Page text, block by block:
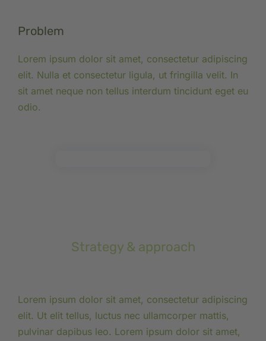
Problem
Lorem ipsum dolor sit amet, consectetur adipiscing
elit. Nulla et consectetur ligula, ut fringilla velit. In
sit amet neque non tellus interdum tincidunt eget eu
odio.
Strategy & approach
Lorem ipsum dolor sit amet, consectetur adipiscing
elit. Ut elit tellus, luctus nec ullamcorper mattis,
pulvinar dapibus leo. Lorem ipsum dolor sit amet,